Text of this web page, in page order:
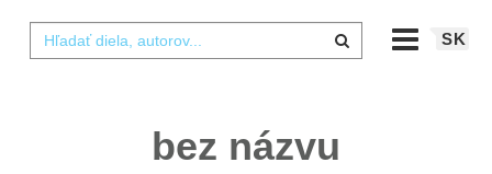
SK
bez názvu